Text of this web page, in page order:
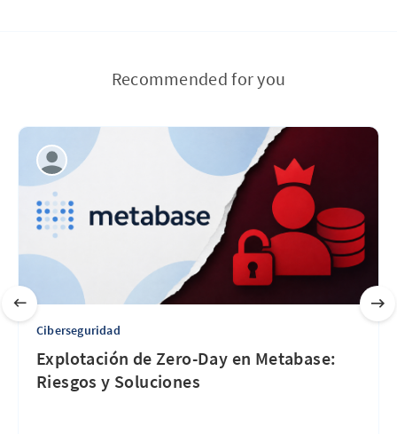
Recommended for you
Ciberseguridad
Explotación de Zero-Day en Metabase:
Riesgos y Soluciones